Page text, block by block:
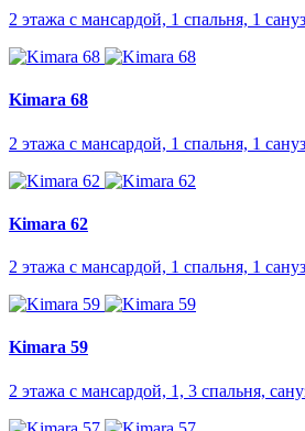
2 этажа с мансардой, 1 спальня, 1
Kimara 68
2 этажа с мансардой, 1 спальня, 1
Kimara 62
2 этажа с мансардой, 1 спальня, 1
Kimara 59
2 этажа с мансардой, 1, 3 спальня,